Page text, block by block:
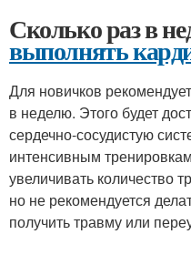
Сколько раз в
выполнять
Для новичков
в неделю. Этого будет
сердечно-сосудистую
интенсивным
увеличивать количество
но не рекомендуется
получить травму или